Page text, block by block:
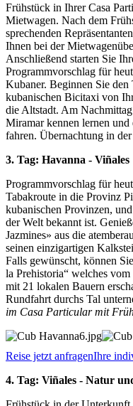
Frühstück in Ihrer Casa
Mietwagen. Nach dem
sprechenden
Ihnen bei der
Anschließend starten Sie
Programmvorschlag für
Kubaner. Beginnen Sie
kubanischen Bicitaxi von
die Altstadt. Am
Miramar kennen lernen und
fahren. Übernachtung in
3. Tag: Havanna - Viñales
Programmvorschlag für
Tabakroute in die Provinz
kubanischen Provinzen,
der Welt bekannt ist.
Jazmines» aus die
seinen einzigartigen
Falls gewünscht, können
la Prehistoria“ welches
mit 21 lokalen Bauern
Rundfahrt durchs Tal
im Casa Particular mit
Reise jetzt anfragenIhre
4. Tag: Viñales - Natur